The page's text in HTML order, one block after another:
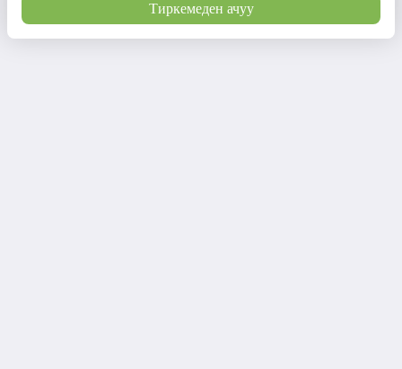
Тиркемеден ачуу